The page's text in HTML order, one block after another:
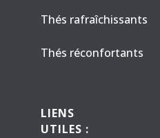
Thés rafraîchissants
Thés réconfortants
LIENS
UTILES :